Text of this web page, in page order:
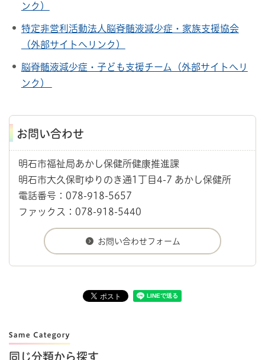
ンク）
特定非営利活動法人脳脊髄液減少症・家族支援協会
（外部サイトへリンク）
脳脊髄液減少症・子ども支援チーム（外部サイトへリ
ンク）
お問い合わせ
明石市福祉局あかし保健所健康推進課
明石市大久保町ゆりのき通1丁目4-7 あかし保健所
電話番号：078-918-5657
ファックス：078-918-5440
同じ分類から探す